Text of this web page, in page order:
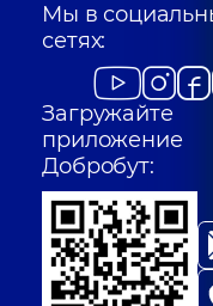
Мы в
сетях:
Загружайте
приложение
Добробут: